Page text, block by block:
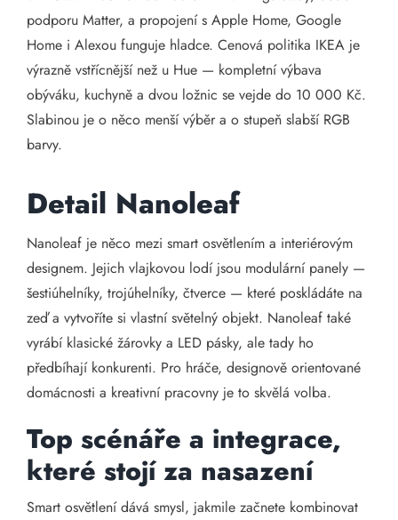
podporu Matter, a propojení s Apple Home, Google
Home i Alexou funguje hladce. Cenová politika IKEA je
výrazně vstřícnější než u Hue — kompletní výbava
obýváku, kuchyně a dvou ložnic se vejde do 10 000 Kč.
Slabinou je o něco menší výběr a o stupeň slabší RGB
barvy.
Detail Nanoleaf
Nanoleaf je něco mezi smart osvětlením a interiérovým
designem. Jejich vlajkovou lodí jsou modulární panely —
šestiúhelníky, trojúhelníky, čtverce — které poskládáte na
zeď a vytvoříte si vlastní světelný objekt. Nanoleaf také
vyrábí klasické žárovky a LED pásky, ale tady ho
předbíhají konkurenti. Pro hráče, designově orientované
domácnosti a kreativní pracovny je to skvělá volba.
Top scénáře a integrace,
které stojí za nasazení
Smart osvětlení dává smysl, jakmile začnete kombinovat